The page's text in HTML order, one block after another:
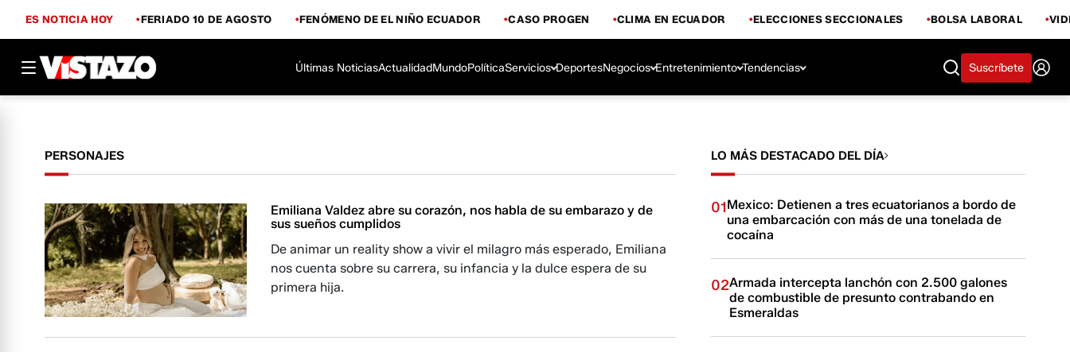
ES NOTICIA HOY FERIADO 10 DE AGOSTO FENÓMENO DE EL NIÑO ECUADOR CASO PROGEN CLIMA EN ECUADOR ELECCIONES SECCIONALES BOLSA LABORAL
Últimas NoticiasActualidadMundoPolíticaServicios DeportesNegocios Entretenimiento Tendencias Suscríbete
PERSONAJES
Emiliana Valdez abre su corazón, nos habla de su embarazo y de
sus sueños cumplidos
De animar un reality show a vivir el milagro más esperado, Emiliana
nos cuenta sobre su carrera, su infancia y la dulce espera de su
primera hija.
LO MÁS DESTACADO DEL DÍA
01Mexico: Detienen a tres ecuatorianos a bordo de
una embarcación con más de una tonelada de
cocaína
02Armada intercepta lanchón con 2.500 galones
de combustible de presunto contrabando en
Esmeraldas